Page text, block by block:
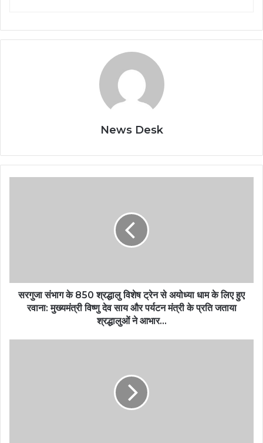
News Desk
सरगुजा संभाग के 850 श्रद्धालु विशेष ट्रेन से अयोध्या धाम के लिए हुए
रवाना: मुख्यमंत्री विष्णु देव साय और पर्यटन मंत्री के प्रति जताया
श्रद्धालुओं ने आभार…